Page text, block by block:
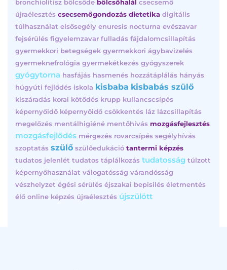
bronchiolitisz bölcsőde bölcsőhalál csecsemő
újraélesztés csecsemőgondozás dietetika digitális
túlhasználat elsősegély enuresis nocturna evészavar
fejsérülés figyelemzavar fulladás fájdalomcsillapítás
gyermekkori betegségek gyermekkori ágybavizelés
gyermeknefrológia gyermekétkezés gyógyszerek
gyógytorna hasfájás hasmenés hozzátáplálás hányás
húgyúti fejlődés iskola kisbaba kisbabás szülő
kiszáradás korai kötődés krupp kullancscsípés
képernyőidő képernyőidő csökkentés láz lázcsillapítás
megelőzés mentálhigiéné mentőhívás mozgásfejlesztés
mozgásfejlődés mérgezés rovarcsípés segélyhívás
szoptatás szülő szülőedukáció tantermi képzés
tudatos jelenlét tudatos táplálkozás tudatosság túlzott
képernyőhasználat válogatósság várandósság
vészhelyzet égési sérülés éjszakai bepisilés életmentés
élő online képzés újraélesztés újszülött